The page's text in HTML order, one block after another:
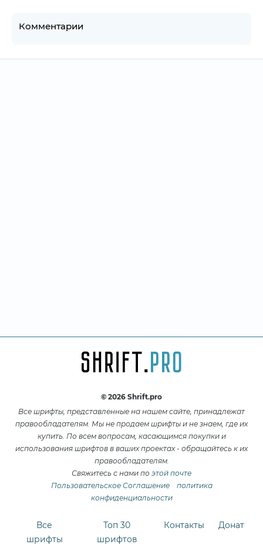
Комментарии
© 2026 Shrift.pro
Все шрифты, представленные на нашем сайте, принадлежат
правообладателям. Мы не продаем шрифты и не знаем, где их
купить. По всем вопросам, касающимся покупки и
использования шрифтов в ваших проектах - обращайтесь к их
правообладателям.
Свяжитесь с нами по этой почте
Пользовательское Соглашение
политика
конфиденциальности
Все
шрифты
Топ 30
шрифтов
Контакты Донат